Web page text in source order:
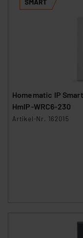
Homematic IP
HmIP-WRC6-230
Artikel-Nr. 162015